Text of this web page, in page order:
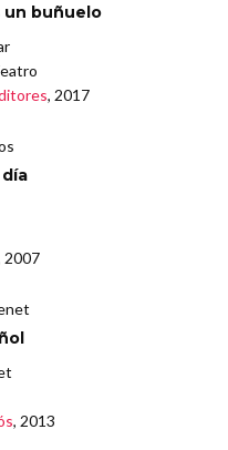
un buñuelo
, 2017
2007
, 2013